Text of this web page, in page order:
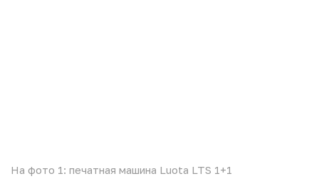
На фото 1: печатная машина Luota LTS 1+1